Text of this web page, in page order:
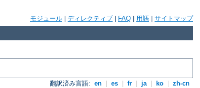
モジュール ディレクティブ FAQ 用語 サイトマップ
翻訳済み言語: en es fr ja ko zh-cn